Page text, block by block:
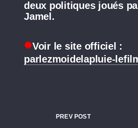
deux politiques joués
Jamel.
Voir le site officiel :
parlezmoidelapluie-
PREV POST